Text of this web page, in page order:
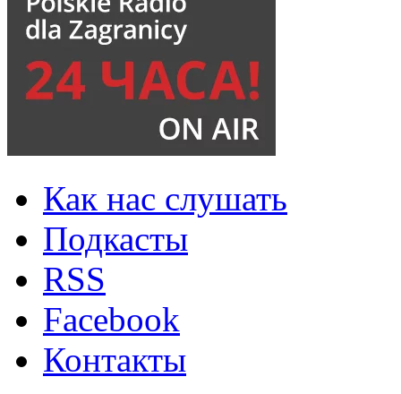
Как нас слушать
Подкасты
RSS
Facebook
Контакты